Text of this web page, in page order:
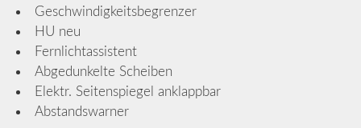
Geschwindigkeitsbegrenzer
HU neu
Fernlichtassistent
Abgedunkelte Scheiben
Elektr. Seitenspiegel anklappbar
Abstandswarner